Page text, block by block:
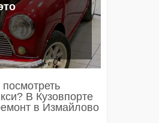
В Кузовпорте
в Измайлово